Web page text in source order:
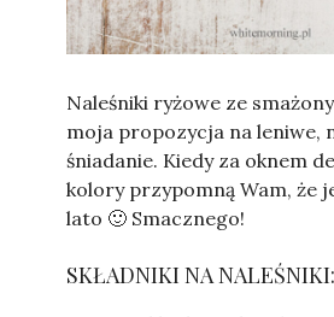
Sylwia
Naleśniki ryżowe ze
moja propozycja na leniwe,
śniadanie. Kiedy za oknem
kolory przypomną Wam, że
lato 🙂 Smacznego!
SKŁADNIKI NA NALEŚNIKI: